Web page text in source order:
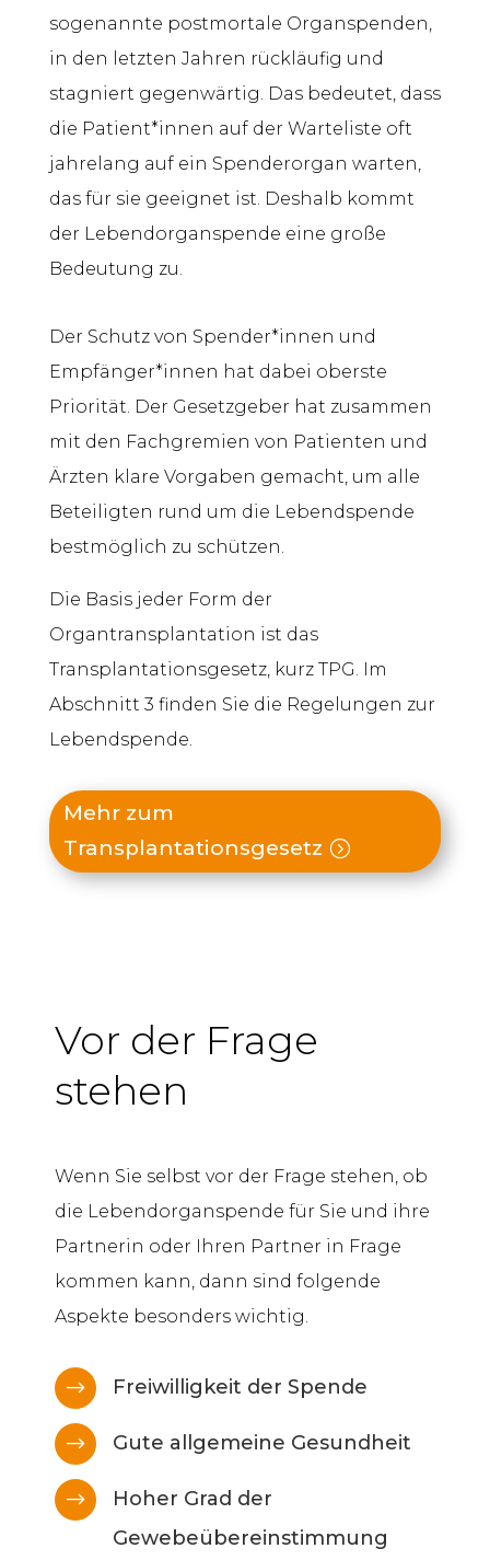
sogenannte postmortale Organspenden,
in den letzten Jahren rückläufig und
stagniert gegenwärtig. Das bedeutet, dass
die Patient*innen auf der Warteliste oft
jahrelang auf ein Spenderorgan warten,
das für sie geeignet ist. Deshalb kommt
der Lebendorganspende eine große
Bedeutung zu.
Der Schutz von Spender*innen und
Empfänger*innen hat dabei oberste
Priorität. Der Gesetzgeber hat zusammen
mit den Fachgremien von Patienten und
Ärzten klare Vorgaben gemacht, um alle
Beteiligten rund um die Lebendspende
bestmöglich zu schützen.
Die Basis jeder Form der
Organtransplantation ist das
Transplantationsgesetz, kurz TPG. Im
Abschnitt 3 finden Sie die Regelungen zur
Lebendspende.
Mehr zum
Transplantationsgesetz
Vor der Frage
stehen
Wenn Sie selbst vor der Frage stehen, ob
die Lebendorganspende für Sie und ihre
Partnerin oder Ihren Partner in Frage
kommen kann, dann sind folgende
Aspekte besonders wichtig.
$ Freiwilligkeit der Spende
$ Gute allgemeine Gesundheit
$
Hoher Grad der
Gewebeübereinstimmung